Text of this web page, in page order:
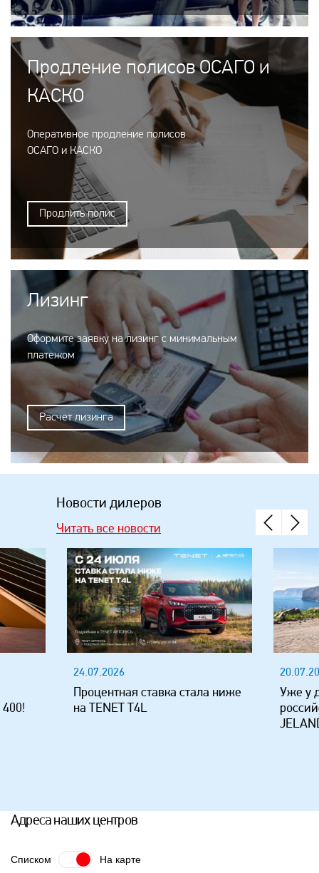
Продление полисов ОСАГО и
КАСКО
Оперативное продление полисов
ОСАГО и КАСКО
Продлить полис
Лизинг
Оформите заявку на лизинг с минимальным
платежом
Расчет лизинга
Новости дилеров
Читать все новости
24.07.2026
Процентная ставка стала ниже
на TENET T4L
Уже у
Адреса наших центров
Списком На карте